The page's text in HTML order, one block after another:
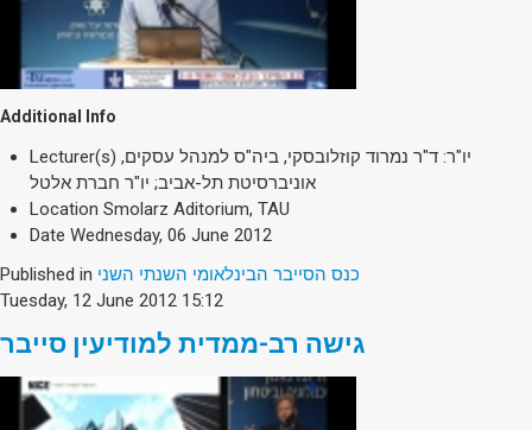
Additional Info
Lecturer(s) יו"ר: ד"ר נמרוד קוזלובסקי, ביה"ס למנהל עסקים,
אוניברסיטת תל-אביב; יו"ר חברת אלטל
Location Smolarz Aditorium, TAU
Date Wednesday, 06 June 2012
Published in כנס הסייבר הבינלאומי השנתי השני
Tuesday, 12 June 2012 15:12
גישה רב-ממדית למודיעין סייבר